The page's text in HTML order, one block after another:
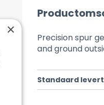
Precision spur
and ground
Standaard
×